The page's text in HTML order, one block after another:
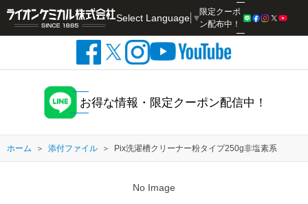
Select Language ▼
限定クーポ
ン配布中！
お得な情報・限定クーポン配信中！
ホーム 添付ファイル Pix洗濯槽クリーナー粉タイプ250g非塩素系
No Image
検索